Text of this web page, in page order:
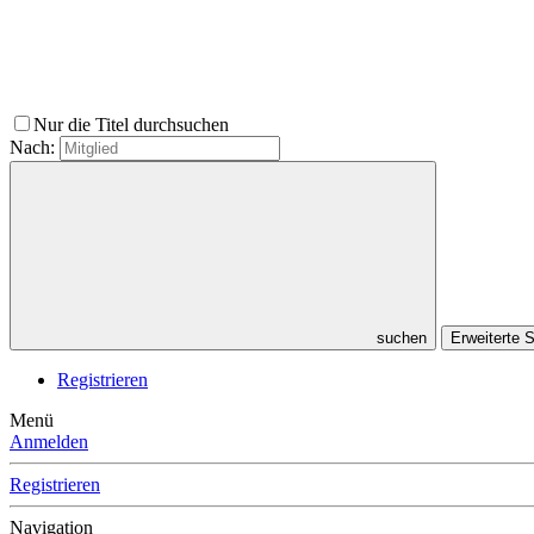
Nur die Titel durchsuchen
Nach:
suchen Erweiterte
Registrieren
Menü
Anmelden
Registrieren
Navigation